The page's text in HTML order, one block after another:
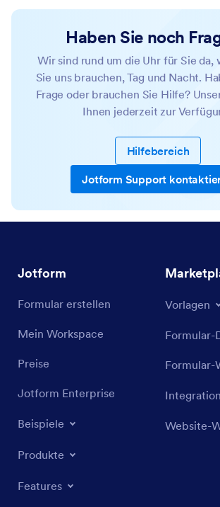
Haben Sie noch
Wir sind rund um die Uhr für Sie da,
Sie uns brauchen, Tag und Nacht.
Frage oder brauchen Sie Hilfe?
Ihnen jederzeit zur
Hilfebereich
Jotform Support
Jotform
Formular erstellen
Mein Workspace
Preise
Jotform Enterprise
Beispiele
Produkte
Features
Vorlagen
Formular-
Formular-
Website-